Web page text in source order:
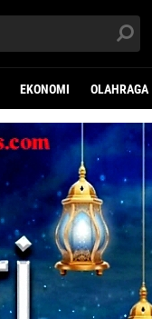
EKONOMI OLAHRAGA